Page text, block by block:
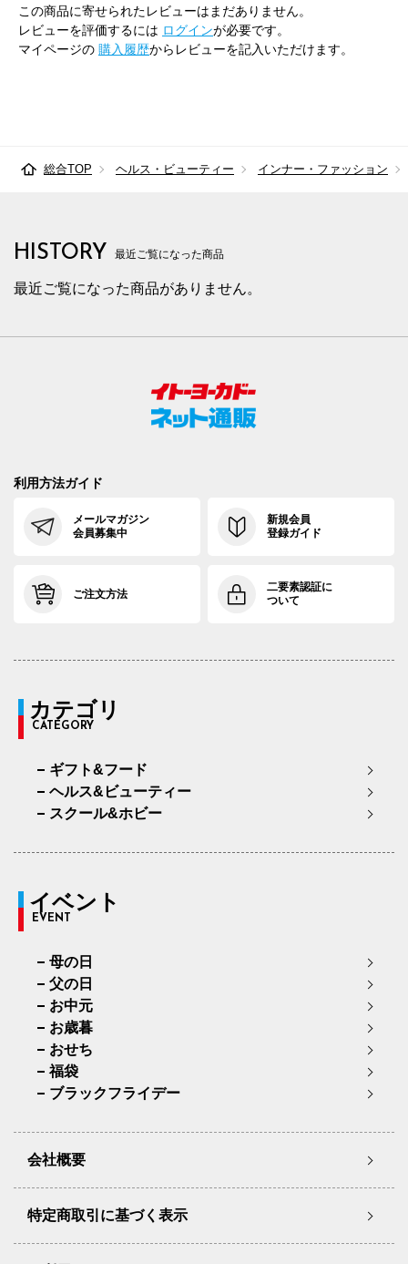
この商品に寄せられたレビューはまだありません。
レビューを評価するには ログインが必要です。
マイページの 購入履歴からレビューを記入いただけます。
総合TOP ヘルス・ビューティー インナー・ファッション
HISTORY 最近ご覧になった商品
最近ご覧になった商品がありません。
利用方法ガイド
メールマガジン
会員募集中
新規会員
登録ガイド
ご注文方法
二要素認証に
ついて
カテゴリ
CATEGORY
ギフト&フード
ヘルス&ビューティー
スクール&ホビー
イベント
EVENT
母の日
父の日
お中元
お歳暮
おせち
福袋
ブラックフライデー
会社概要
特定商取引に基づく表示